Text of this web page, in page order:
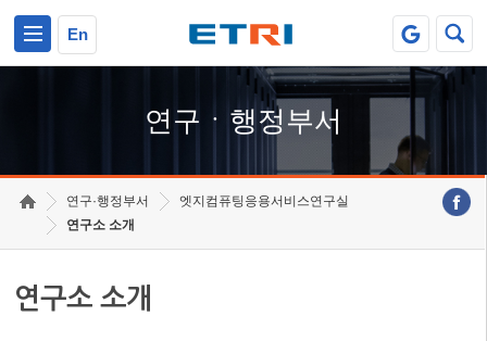
En
연구ㆍ행정부서
연구·행정부서
엣지컴퓨팅응용서비스연구실
연구소 소개
연구소 소개